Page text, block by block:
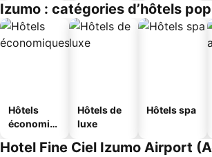
Izumo : catégories d’hôtels
Hôtels
économiq
Hôtels de
luxe
Hôtels spa
Hotel Fine Ciel Izumo Airport